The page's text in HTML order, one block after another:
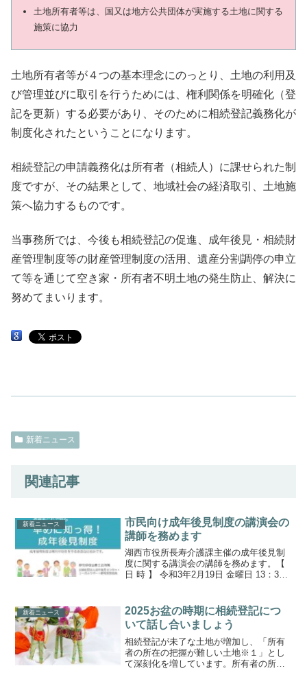
土地所有者等は、国又は地方公共団体が実施する土地に関する
施策に協力
土地所有者等が４つの基本理念にのっとり、土地の利用及
び管理並びに取引を行うためには、権利関係を明確化（登
記を更新）する必要があり、そのために相続登記義務化が
制度化されたということになります。
相続登記の申請義務化は所有者（相続人）に課せられた制
度ですが、その結果として、地域社会の経済取引、土地施
策へ協力するものです。
当事務所では、今後も相続登記の促進、成年後見・相続財
産管理制度等の財産管理制度の活用、遺産分割調停の申立
て等を通じて空き家・所有者不明土地の発生防止、解決に
努めてまいります。
新着ニュース
関連記事
新着ニュース
市民向け成年後見制度の講演会の
講師を務めます
湖西市役所長寿介護課主催の成年後見制
度に関する講演会の講師を務めます。【
日 時 】 令和3年2月19日 金曜日 13：30
ら申込みチラシ
新着ニュース
2025お盆の時期に相続登記につ
いて話し合いましょう
相続登記が未了な土地が増加し、「所有
者の所在の把握が難しい土地※１」とし
て深刻化を増しています。所有者の所在